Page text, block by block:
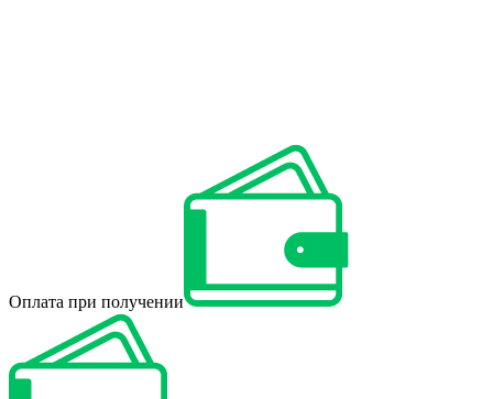
Оплата при получении